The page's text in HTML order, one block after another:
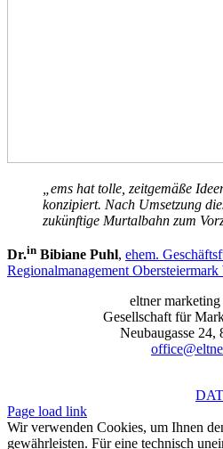
„ems hat tolle, zeitgemäße
konzipiert. Nach Umsetzung
zukünftige Murtalbahn zum
Dr.in Bibiane Puhl, ehem.
Regionalmanagement Obersteiermark
eltner marketing
Gesellschaft für
Neubaugasse 24,
Page load link
Wir verwenden Cookies, um Ihnen
gewährleisten. Für eine technisch